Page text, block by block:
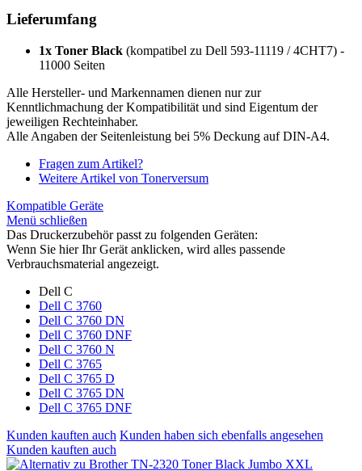
Lieferumfang
1x Toner Black (kompatibel zu Dell 593-11119 / 4CHT7) -
11000 Seiten
Alle Hersteller- und Markennamen dienen nur zur
Kenntlichmachung der Kompatibilität und sind Eigentum der
jeweiligen Rechteinhaber.
Alle Angaben der Seitenleistung bei 5% Deckung auf DIN-A4.
Fragen zum Artikel?
Weitere Artikel von Tonerversum
Kompatible Geräte
Menü schließen
Das Druckerzubehör passt zu folgenden Geräten:
Wenn Sie hier Ihr Gerät anklicken, wird alles passende
Verbrauchsmaterial angezeigt.
Dell C
Dell C 3760
Dell C 3760 DN
Dell C 3760 DNF
Dell C 3760 N
Dell C 3765
Dell C 3765 D
Dell C 3765 DN
Dell C 3765 DNF
Kunden kauften auch Kunden haben sich ebenfalls angesehen
Kunden kauften auch